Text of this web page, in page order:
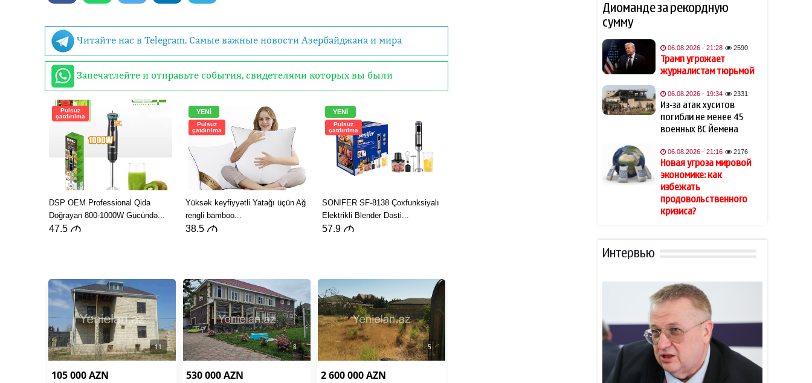
Читайте нас в Telegram. Самые важные новости Азербайджана и мира
Запечатлейте и отправьте события, свидетелями которых вы были
19:20
В Шамкире за рулем умер 58-
19:16
АПБА выявило запрещенное
вещество в малайзийских
БАДах
19:08
Прибыль Агентства DOST
сократилась на 40%
18:48
Эрдоган: Мекканское
соглашение о коллективной
обороне открыто для новых
участников
Том Холланд и Зендея тайно
18:02
Звезда сборной Испании
перейдет в «Барселону»
В Азербайджане объявлено
желтое предупреждение из-
за сильного ветра
17:25
СМИ раскрыли, как Холланд и
Зендея скрыли свадьбу за
полмиллиона фунтов
Диоманде за рекордную
сумму
06.08.2026 - 21:28 2590
Трамп угрожает
журналистам тюрьмой
06.08.2026 - 19:34 2331
Из-за атак хуситов
погибли не менее 45
военных ВС Йемена
06.08.2026 - 21:16 2176
Новая угроза мировой
экономике: как
избежать
продовольственного
кризиса?
Интервью